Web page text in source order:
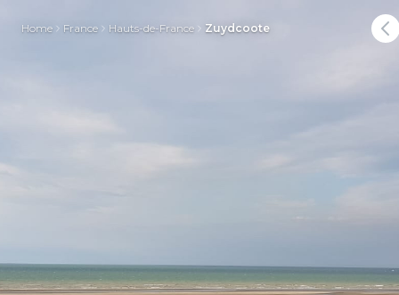
Home France Hauts-de-France Zuydcoote